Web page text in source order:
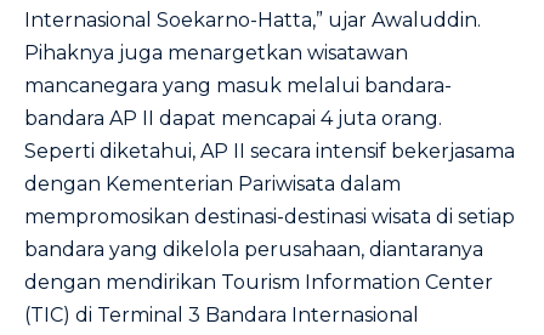
Internasional Soekarno-Hatta,” ujar Awaluddin.
Pihaknya juga menargetkan wisatawan
mancanegara yang masuk melalui bandara-
bandara AP II dapat mencapai 4 juta orang.
Seperti diketahui, AP II secara intensif bekerjasama
dengan Kementerian Pariwisata dalam
mempromosikan destinasi-destinasi wisata di setiap
bandara yang dikelola perusahaan, diantaranya
dengan mendirikan Tourism Information Center
(TIC) di Terminal 3 Bandara Internasional